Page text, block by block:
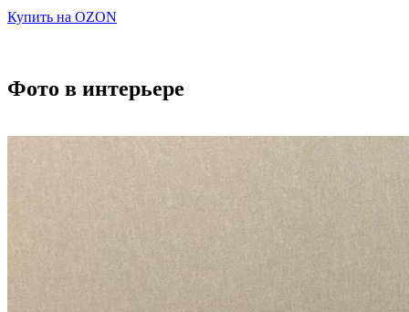
Купить на OZON
Фото в интерьере